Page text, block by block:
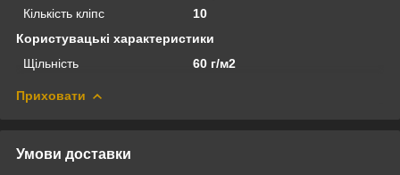
Кількість кліпс
10
Користувацькі характеристики
Щільність
60 г/м2
Приховати
Умови доставки